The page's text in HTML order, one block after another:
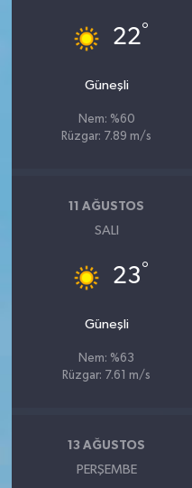
22°
Güneşli
Nem: %60
Rüzgar: 7.89 m/s
11 AĞUSTOS
SALI
23°
Güneşli
Nem: %63
Rüzgar: 7.61 m/s
13 AĞUSTOS
PERŞEMBE